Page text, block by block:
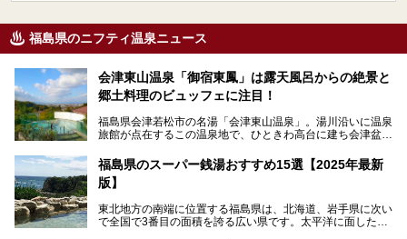
福島県のニフティ温泉ニュース
会津東山温泉「御宿東鳳」は露天風呂からの絶景と
郷土料理のビュッフェに注目！
福島県会津若松市の名湯「会津東山温泉」。湯川沿いに温泉
旅館が点在するこの温泉地で、ひときわ高台に建ち会津盆地
ELS & RESORTSの「御宿東鳳」です。
大浴場は「宙の湯」「棚雲の湯」の2つ。いずれも素晴らし
の郷土料理など夕朝食の美味しさも評判。人気のこのお宿の
過ごし方を徹底紹介いたします。
福島県のスーパー銭湯おすすめ15選【2025年最新
版】
東北地方の南端に位置する福島県は、北海道、岩手県に次い
で全国で3番目の面積を誇る広い県です。太平洋に面した